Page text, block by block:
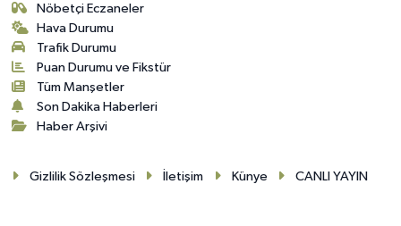
Nöbetçi Eczaneler
Hava Durumu
Trafik Durumu
Puan Durumu ve Fikstür
Tüm Manşetler
Son Dakika Haberleri
Haber Arşivi
Gizlilik Sözleşmesi İletişim Künye CANLI YAYIN